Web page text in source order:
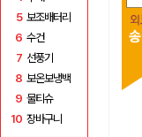
5 보조배터리
6 수건
7 선풍기
8 보온보냉백
9 물티슈
10 장바구니